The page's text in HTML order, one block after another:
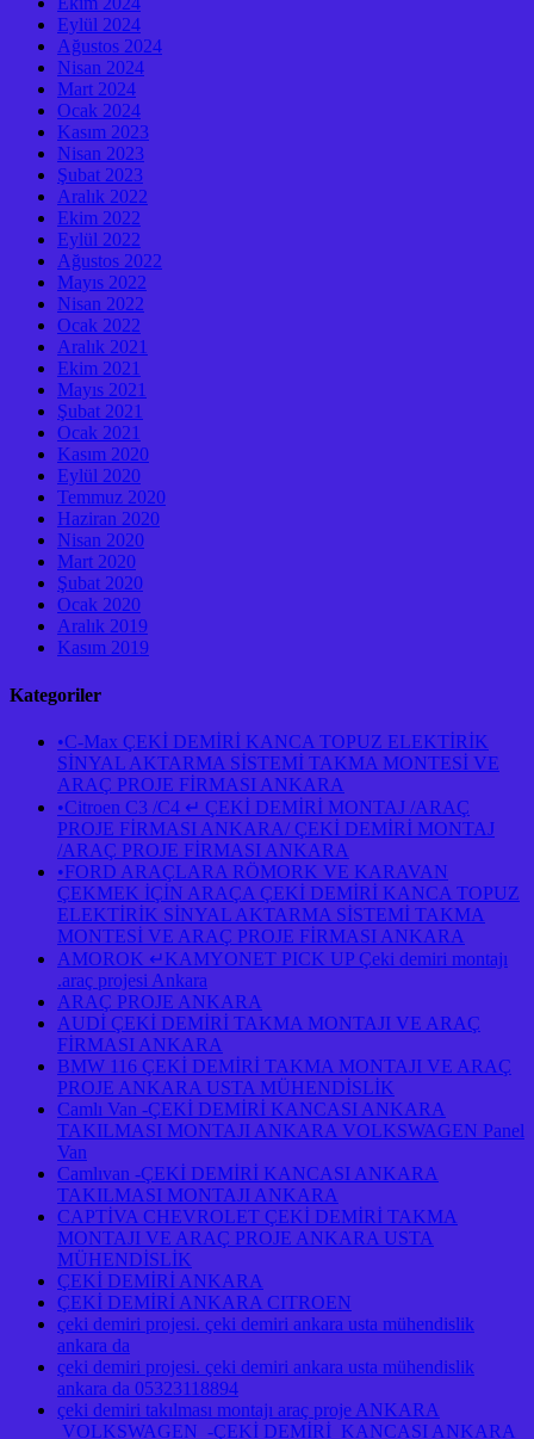
Eylül 2024
Ağustos 2024
Nisan 2024
Mart 2024
Ocak 2024
Kasım 2023
Nisan 2023
Şubat 2023
Aralık 2022
Ekim 2022
Eylül 2022
Ağustos 2022
Mayıs 2022
Nisan 2022
Ocak 2022
Aralık 2021
Ekim 2021
Mayıs 2021
Şubat 2021
Ocak 2021
Kasım 2020
Eylül 2020
Temmuz 2020
Haziran 2020
Nisan 2020
Mart 2020
Şubat 2020
Ocak 2020
Aralık 2019
Kasım 2019
Kategoriler
•C-Max ÇEKİ DEMİRİ KANCA TOPUZ ELEKTİRİK
SİNYAL AKTARMA SİSTEMİ TAKMA MONTESİ VE
ARAÇ PROJE FİRMASI ANKARA
•Citroen C3 /C4 ↵ ÇEKİ DEMİRİ MONTAJ /ARAÇ
PROJE FİRMASI ANKARA/ ÇEKİ DEMİRİ MONTAJ
/ARAÇ PROJE FİRMASI ANKARA
•FORD ARAÇLARA RÖMORK VE KARAVAN
ÇEKMEK İÇİN ARAÇA ÇEKİ DEMİRİ KANCA TOPUZ
ELEKTİRİK SİNYAL AKTARMA SİSTEMİ TAKMA
MONTESİ VE ARAÇ PROJE FİRMASI ANKARA
AMOROK ↵KAMYONET PICK UP Çeki demiri montajı
.araç projesi Ankara
ARAÇ PROJE ANKARA
AUDİ ÇEKİ DEMİRİ TAKMA MONTAJI VE ARAÇ
FİRMASI ANKARA
BMW 116 ÇEKİ DEMİRİ TAKMA MONTAJI VE ARAÇ
PROJE ANKARA USTA MÜHENDİSLİK
Camlı Van -ÇEKİ DEMİRİ KANCASI ANKARA
TAKILMASI MONTAJI ANKARA VOLKSWAGEN Panel
Van
Camlıvan -ÇEKİ DEMİRİ KANCASI ANKARA
TAKILMASI MONTAJI ANKARA
CAPTİVA CHEVROLET ÇEKİ DEMİRİ TAKMA
MONTAJI VE ARAÇ PROJE ANKARA USTA
MÜHENDİSLİK
ÇEKİ DEMİRİ ANKARA
ÇEKİ DEMİRİ ANKARA CITROEN
çeki demiri projesi. çeki demiri ankara usta mühendislik
ankara da
çeki demiri projesi. çeki demiri ankara usta mühendislik
ankara da 05323118894
çeki demiri takılması montajı araç proje ANKARA
VOLKSWAGEN -ÇEKİ DEMİRİ KANCASI ANKARA